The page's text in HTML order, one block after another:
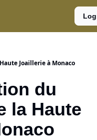
Joaillerie à Monaco
du
la Haute